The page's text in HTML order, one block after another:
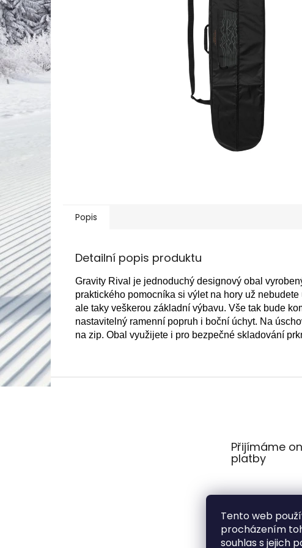
Tento web
procházením
souhlas s jejich
Popis
Detailní popis produktu
Gravity Rival je jednoduchý designový obal
praktického pomocníka si výlet na hory už
ale taky veškerou základní výbavu. Vše tak bude
nastavitelný ramenní popruh i boční úchyt. Na
na zip. Obal využijete i pro bezpečné skladování
Z
Přijímáme
platby